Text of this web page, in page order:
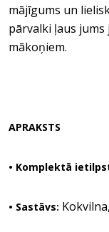
mājīgums un
pārvalki ļaus
mākoņiem.
APRAKSTS
• Komplektā
• Sastāvs: Kokvilna,